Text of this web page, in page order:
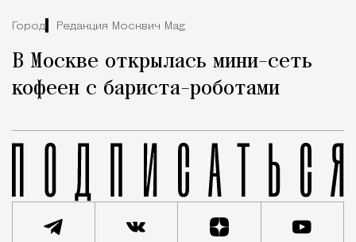
Город Редакция Москвич Mag
В Москве открылась мини-сеть
кофеен с бариста-роботами